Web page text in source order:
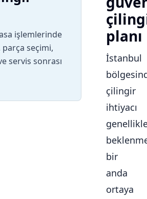
işlemlerinde
seçimi,
servis sonrası
planı
İstanbul
çilingir
ihtiyacı
bir
anda
ortaya